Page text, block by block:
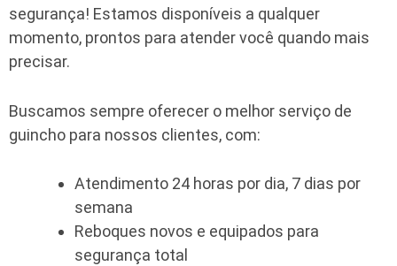
segurança! Estamos disponíveis a qualquer
momento, prontos para atender você quando mais
precisar.
Buscamos sempre oferecer o melhor serviço de
guincho para nossos clientes, com:
Atendimento 24 horas por dia, 7 dias por
semana
Reboques novos e equipados para
segurança total